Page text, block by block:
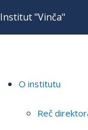
Institut "Vinča"
O institutu
Reč